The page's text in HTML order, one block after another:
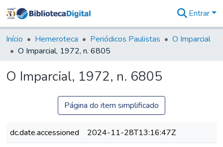
&
Coleções
Tudo na
Digital
Entrar
Início Hemeroteca Periódicos Paulistas
O Imparcial
O Imparcial, 1972, n. 6805
O Imparcial, 1972, n. 6805
Página do item simplificado
dc.date.accessioned
2024-11-28T13:16:47Z